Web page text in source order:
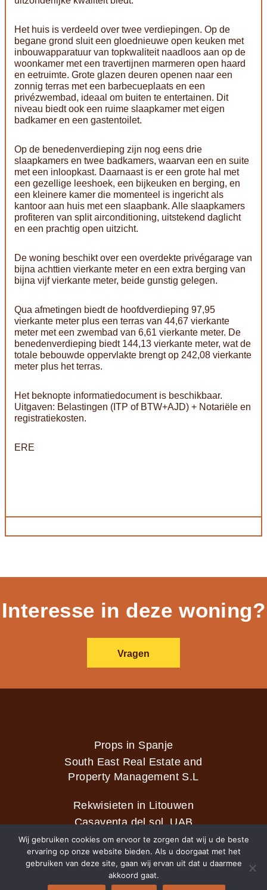
Het huis is verdeeld over twee verdiepingen. Op de
begane grond sluit een gloednieuwe open keuken met
inbouwapparatuur van topkwaliteit naadloos aan op de
woonkamer met een travertijnen marmeren open haard
en eetruimte. Grote glazen deuren openen naar een
zonnig terras met een barbecueplaats en een
privézwembad, ideaal om buiten te entertainen. Dit
niveau biedt ook een ruime slaapkamer met eigen
badkamer en een gastentoilet.
Op de benedenverdieping zijn nog eens drie
slaapkamers en twee badkamers, waarvan een en suite
met een inloopkast. Daarnaast is er een grote hal met
een gezellige leeshoek, een bijkeuken en berging, en
een kleinere kamer die momenteel is ingericht als
kantoor aan huis met een slaapbank. Alle slaapkamers
profiteren van split airconditioning, uitstekend daglicht
en een prachtig open uitzicht.
De woning beschikt over een overdekte privégarage van
bijna achttien vierkante meter en een extra berging van
bijna vijf vierkante meter, beide gunstig gelegen.
Qua afmetingen biedt de hoofdverdieping 97,95
vierkante meter plus een terras van 44,67 vierkante
meter met een zwembad van 6,61 vierkante meter. De
benedenverdieping biedt 144,13 vierkante meter, wat de
totale bebouwde oppervlakte brengt op 242,08 vierkante
meter plus het terras.
Het beknopte informatiedocument is beschikbaar.
Uitgaven: Belastingen (ITP of BTW+AJD) + Notariële en
registratiekosten.
ERE
Interesse in deze woning?
Vragen
Props in Spanje
South East Real Estate and
Property Management S.L
Rekwisieten in Litouwen
Casaventa del sol, UAB
2026 © Casaventa del sol
Wij gebruiken cookies om ervoor te zorgen dat wij u de beste
ervaring op onze website bieden. Als u doorgaat met het
gebruiken van deze site, gaan wij ervan uit dat u daarmee
akkoord gaat.